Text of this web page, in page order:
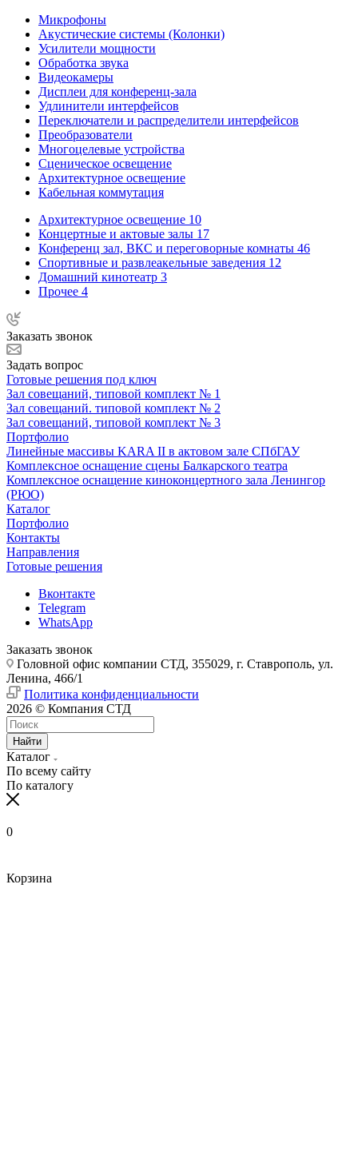
Микрофоны
Акустические системы (Колонки)
Усилители мощности
Обработка звука
Видеокамеры
Дисплеи для конференц-зала
Удлинители интерфейсов
Переключатели и распределители интерфейсов
Преобразователи
Многоцелевые устройства
Сценическое освещение
Архитектурное освещение
Кабельная коммутация
Архитектурное освещение 10
Концертные и актовые залы 17
Конференц зал, ВКС и переговорные комнаты 46
Спортивные и развлеакельные заведения 12
Домашний кинотеатр 3
Прочее 4
Заказать звонок
Задать вопрос
Готовые решения под ключ
Зал совещаний, типовой комплект № 1
Зал совещаний. типовой комплект № 2
Зал совещаний, типовой комплект № 3
Портфолио
Линейные массивы KARA II в актовом зале СПбГАУ
Комплексное оснащение сцены Балкарского театра
Комплексное оснащение киноконцертного зала Ленингор
(РЮО)
Каталог
Портфолио
Контакты
Направления
Готовые решения
Вконтакте
Telegram
WhatsApp
Заказать звонок
Головной офис компании СТД, 355029, г. Ставрополь, ул.
Ленина, 466/1
Политика конфиденциальности
2026 © Компания СТД
Найти
Каталог
По всему сайту
По каталогу
0
Корзина